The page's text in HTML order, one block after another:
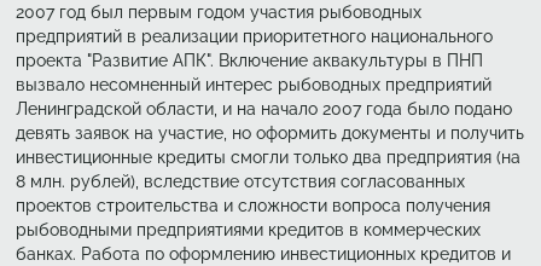
2007 год был первым годом участия рыбоводных
предприятий в реализации приоритетного национального
проекта "Развитие АПК". Включение аквакультуры в ПНП
вызвало несомненный интерес рыбоводных предприятий
Ленинградской области, и на начало 2007 года было подано
девять заявок на участие, но оформить документы и получить
инвестиционные кредиты смогли только два предприятия (на
8 млн. рублей), вследствие отсутствия согласованных
проектов строительства и сложности вопроса получения
рыбоводными предприятиями кредитов в коммерческих
банках. Работа по оформлению инвестиционных кредитов и